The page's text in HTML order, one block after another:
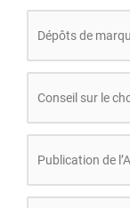
Dépôts de
Conseil sur le
Publication de